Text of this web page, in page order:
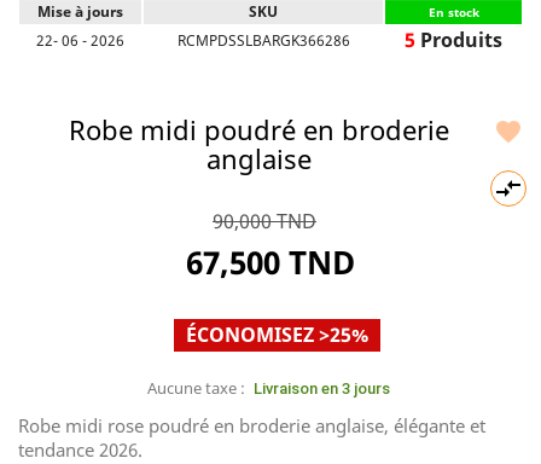
Mise à jours SKU En stock
22- 06 - 2026 RCMPDSSLBARGK366286 5 Produits


Robe midi poudré en broderie
anglaise
90,000 TND
67,500 TND
ÉCONOMISEZ >25%
Aucune taxe : Livraison en 3 jours
Robe midi rose poudré en broderie anglaise, élégante et
tendance 2026.